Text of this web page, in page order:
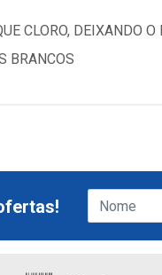
CLORO, DEIXANDO
BRANCOS